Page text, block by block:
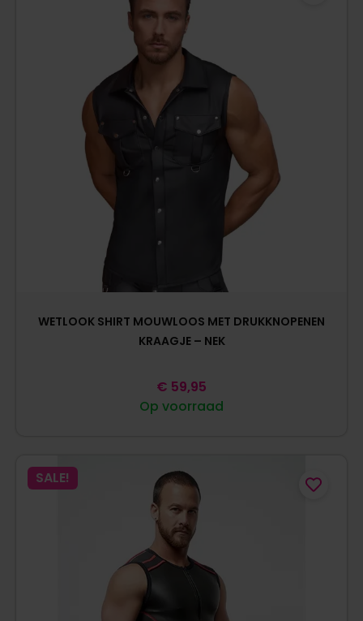
WETLOOK SHIRT MOUWLOOS MET DRUKKNOPENEN
KRAAGJE – NEK
Op voorraad
€ 59,95
SALE!